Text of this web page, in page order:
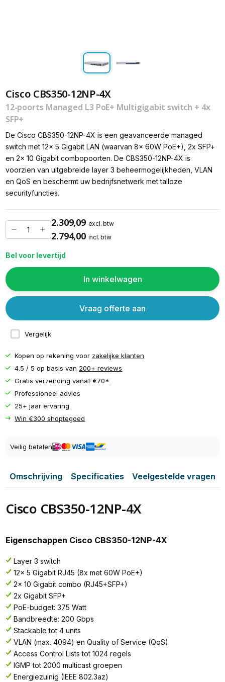
Cisco CBS350-12NP-4X
12-poorts Managed L3 PoE+ Multigigabit switch + 4x
SFP+
De Cisco CBS350-12NP-4X is een geavanceerde managed
switch met 12x 5 Gigabit LAN (waarvan 8x 60W PoE+), 2x SFP+
en 2x 10 Gigabit combopoorten. De CBS350-12NP-4X is
voorzien van uitgebreide layer 3 beheermogelijkheden, VLAN
en QoS en beschermt uw bedrijfsnetwerk met talloze
securityfuncties.
2.309,09 excl. btw
2.794,00 incl. btw
Bel voor levertijd
In winkelwagen
Vergelijk
Vraag offerte aan
Kopen op rekening voor zakelijke klanten
4.5 / 5 op basis van 200+ reviews
Gratis verzending vanaf€70*
Professioneel advies
25+ jaar ervaring
Win €300 shoptegoed
Veilig betalen
Omschrijving Specificaties Veelgestelde vragen
Cisco CBS350-12NP-4X
Eigenschappen Cisco CBS350-12NP-4X
Layer 3 switch
12x 5 Gigabit RJ45 (8x met 60W PoE+)
2x 10 Gigabit combo (RJ45+SFP+)
2x Gigabit SFP+
PoE-budget: 375 Watt
Bandbreedte: 200 Gbps
Stackable tot 4 units
VLAN (max. 4094) en Quality of Service (QoS)
Access Control Lists tot 1024 regels
IGMP tot 2000 multicast groepen
Energiezuinig (IEEE 802.3az)